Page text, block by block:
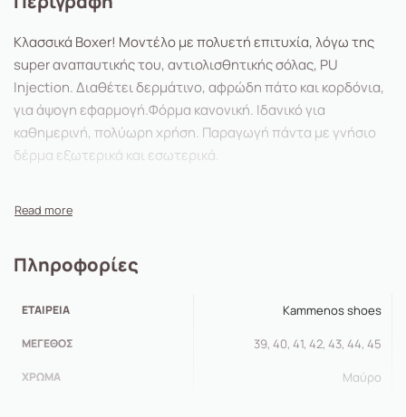
Κλασσικά Boxer! Μοντέλο με πολυετή επιτυχία, λόγω της
super αναπαυτικής του, αντιολισθητικής σόλας, PU
Injection. Διαθέτει δερμάτινο, αφρώδη πάτο και κορδόνια,
για άψογη εφαρμογή.Φόρμα κανονική. Ιδανικό για
καθημερινή, πολύωρη χρήση. Παραγωγή πάντα με γνήσιο
δέρμα εξωτερικά και εσωτερικά.
Πληροφορίες
ΕΤΑΙΡΕΊΑ Kammenos shoes
ΜΈΓΕΘΟΣ 39, 40, 41, 42, 43, 44, 45
ΧΡΏΜΑ Μαύρο